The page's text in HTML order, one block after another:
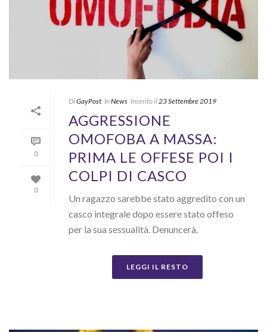
0
0
DiGayPost InNews Inserito il23 Settembre 2019
AGGRESSIONE
OMOFOBA A MASSA:
PRIMA LE OFFESE POI I
COLPI DI CASCO
Un ragazzo sarebbe stato aggredito con un
casco integrale dopo essere stato offeso
per la sua sessualità. Denuncerà.
LEGGI IL RESTO